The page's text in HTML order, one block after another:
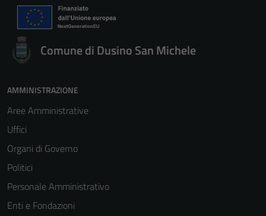
Comune di Dusino San Michele
AMMINISTRAZIONE
Aree Amministrative
Uffici
Organi di Governo
Politici
Personale Amministrativo
Enti e Fondazioni